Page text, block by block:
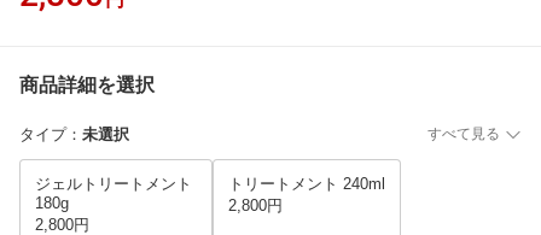
商品詳細を選択
タイプ： 未選択 すべて見る
ジェルトリートメント
180g
2,800円
トリートメント 240ml
2,800円